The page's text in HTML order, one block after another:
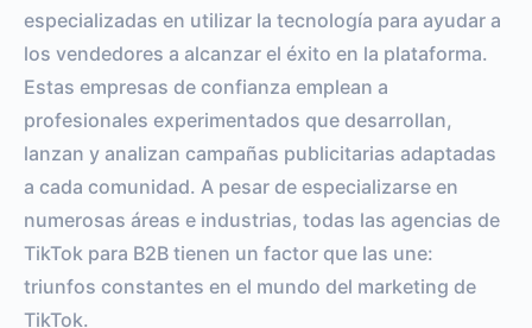
especializadas en utilizar la tecnología para ayudar a
los vendedores a alcanzar el éxito en la plataforma.
Estas empresas de confianza emplean a
profesionales experimentados que desarrollan,
lanzan y analizan campañas publicitarias adaptadas
a cada comunidad. A pesar de especializarse en
numerosas áreas e industrias, todas las agencias de
TikTok para B2B tienen un factor que las une:
triunfos constantes en el mundo del marketing de
TikTok.